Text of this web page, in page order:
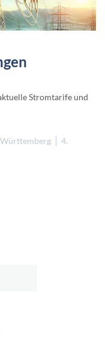
Stromtarife und
Württemberg
4.